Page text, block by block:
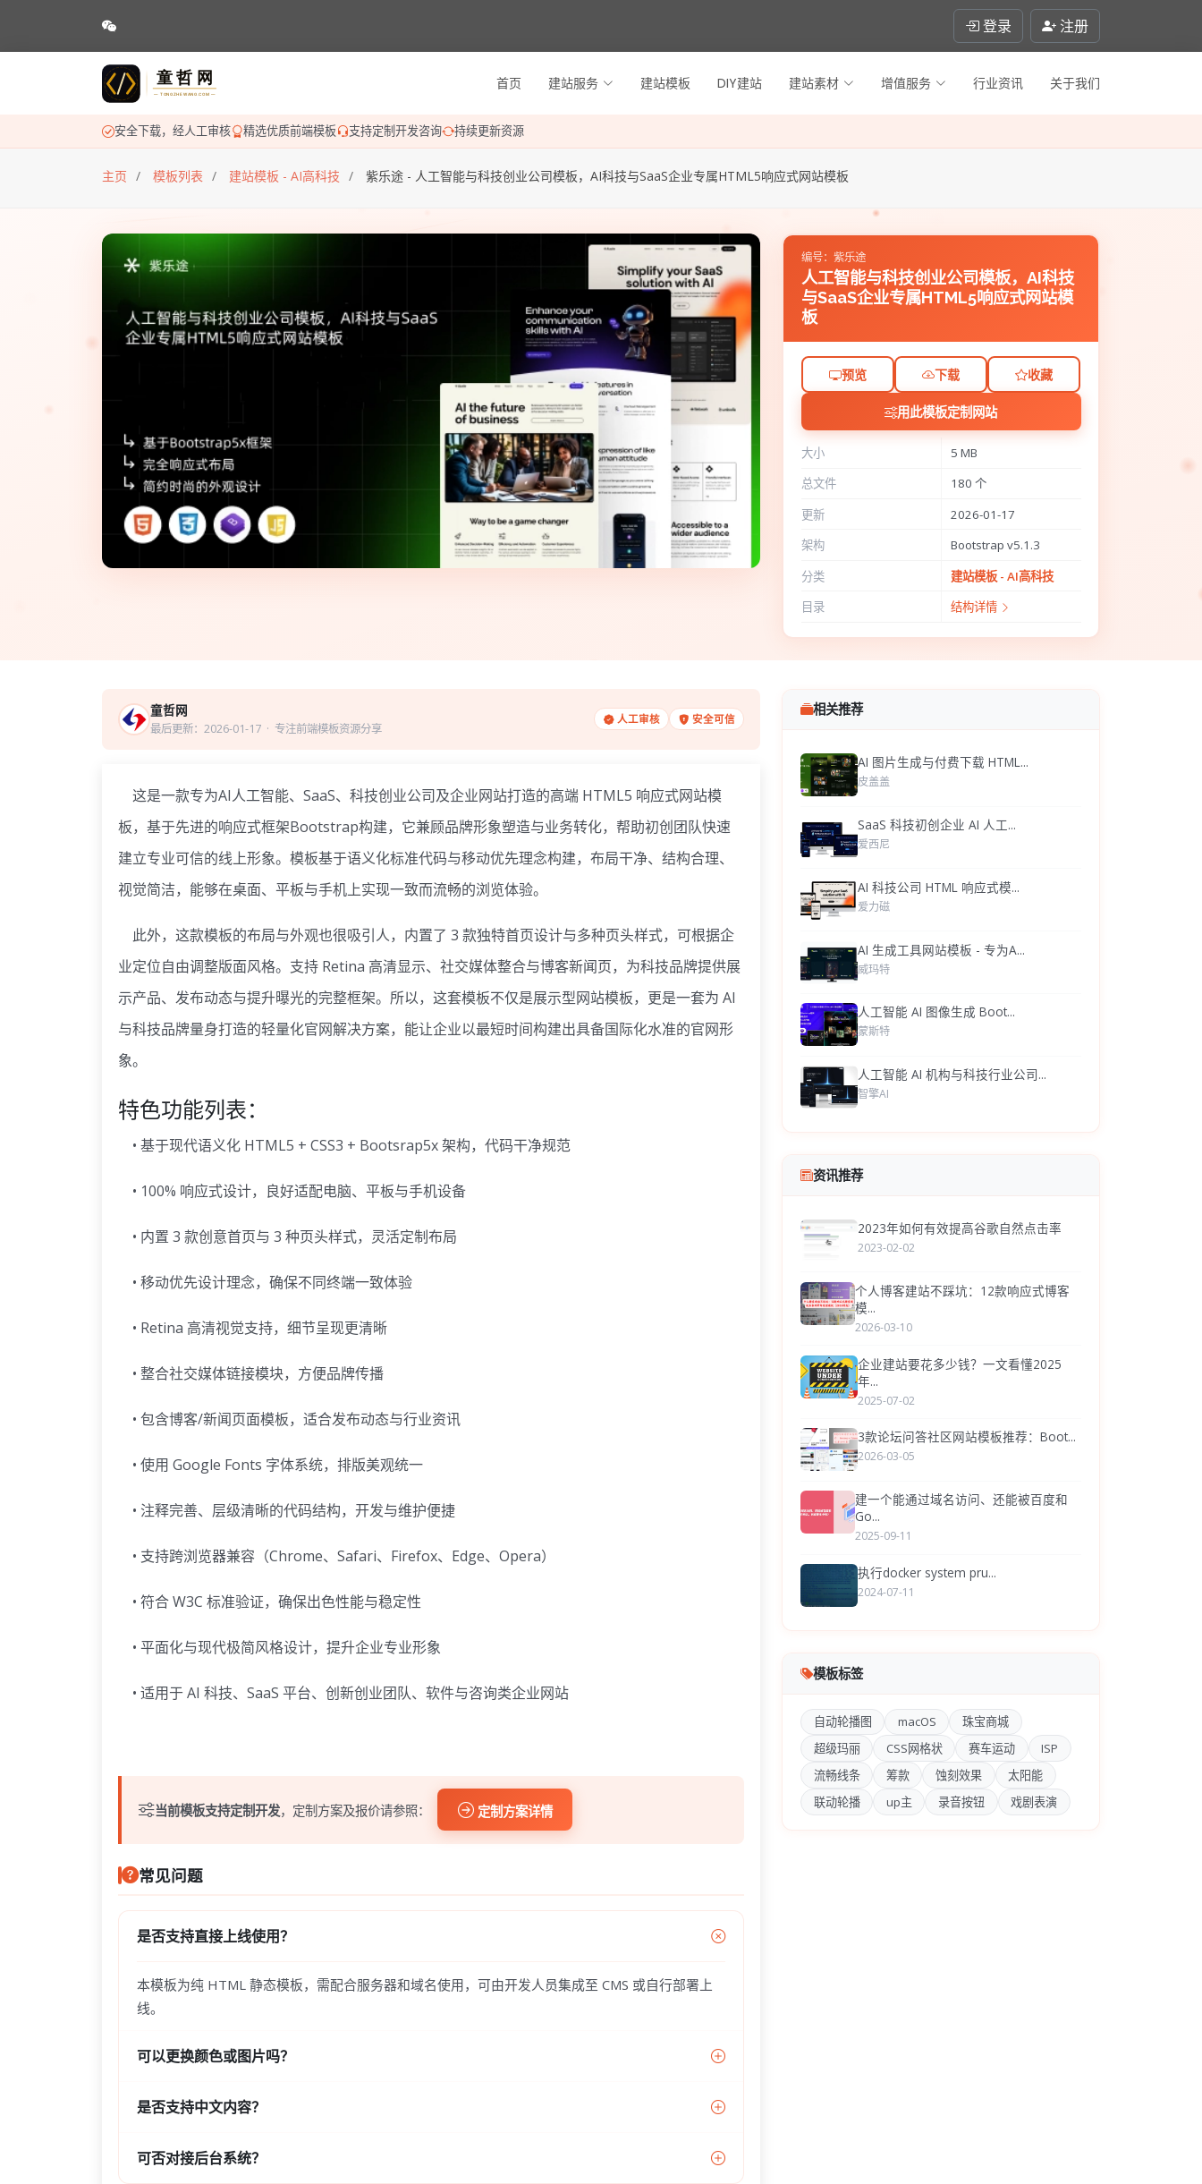
登录 注册
首页 建站服务 建站模板 DIY建站 建站素材 增值服务 行业资讯 关于我们
安全下载，经人工审核 精选优质前端模板 支持定制开发咨询 持续更新资源
主页 模板列表 建站模板 - AI高科技 紫乐途 - 人工智能与科技创业公司模板，AI科技与SaaS企业专属HTML5响应式网站模板
编号：紫乐途
人工智能与科技创业公司模板，AI科技
与SaaS企业专属HTML5响应式网站模
板
预览 下载 收藏
用此模板定制网站
大小
5 MB
总文件
180 个
更新
2026-01-17
架构
Bootstrap v5.1.3
分类
建站模板 - AI高科技
目录
结构详情
童哲网
最后更新：2026-01-17· 专注前端模板资源分享
人工审核 安全可信
这是一款专为AI人工智能、SaaS、科技创业公司及企业网站打造的高端 HTML5 响应式网站模
板，基于先进的响应式框架Bootstrap构建，它兼顾品牌形象塑造与业务转化，帮助初创团队快速
建立专业可信的线上形象。模板基于语义化标准代码与移动优先理念构建，布局干净、结构合理、
视觉简洁，能够在桌面、平板与手机上实现一致而流畅的浏览体验。
此外，这款模板的布局与外观也很吸引人，内置了 3 款独特首页设计与多种页头样式，可根据企
业定位自由调整版面风格。支持 Retina 高清显示、社交媒体整合与博客新闻页，为科技品牌提供展
示产品、发布动态与提升曝光的完整框架。所以，这套模板不仅是展示型网站模板，更是一套为 AI
与科技品牌量身打造的轻量化官网解决方案，能让企业以最短时间构建出具备国际化水准的官网形
象。
特色功能列表：
• 基于现代语义化 HTML5 + CSS3 + Bootsrap5x 架构，代码干净规范
• 100% 响应式设计，良好适配电脑、平板与手机设备
• 内置 3 款创意首页与 3 种页头样式，灵活定制布局
• 移动优先设计理念，确保不同终端一致体验
• Retina 高清视觉支持，细节呈现更清晰
• 整合社交媒体链接模块，方便品牌传播
• 包含博客/新闻页面模板，适合发布动态与行业资讯
• 使用 Google Fonts 字体系统，排版美观统一
• 注释完善、层级清晰的代码结构，开发与维护便捷
• 支持跨浏览器兼容（Chrome、Safari、Firefox、Edge、Opera）
• 符合 W3C 标准验证，确保出色性能与稳定性
• 平面化与现代极简风格设计，提升企业专业形象
• 适用于 AI 科技、SaaS 平台、创新创业团队、软件与咨询类企业网站
当前模板支持定制开发，定制方案及报价请参照： 定制方案详情
常见问题
是否支持直接上线使用？
本模板为纯 HTML 静态模板，需配合服务器和域名使用，可由开发人员集成至 CMS 或自行部署上
线。
可以更换颜色或图片吗？
是否支持中文内容？
可否对接后台系统？
相关推荐
AI 图片生成与付费下载 HTML...
皮盖盖
SaaS 科技初创企业 AI 人工...
爱西尼
AI 科技公司 HTML 响应式模...
爱力磁
AI 生成工具网站模板 - 专为A...
威玛特
人工智能 AI 图像生成 Boot...
蒙斯特
人工智能 AI 机构与科技行业公司...
智擎AI
资讯推荐
2023年如何有效提高谷歌自然点击率
2023-02-02
个人博客建站不踩坑：12款响应式博客
模...
2026-03-10
企业建站要花多少钱？一文看懂2025
年...
2025-07-02
3款论坛问答社区网站模板推荐：Boot...
2026-03-05
建一个能通过域名访问、还能被百度和
Go...
2025-09-11
执行docker system pru...
2024-07-11
模板标签
自动轮播图 macOS
珠宝商城
超级玛丽
CSS网格状 赛车运动
ISP
流畅线条
筹款 蚀刻效果
太阳能
联动轮播
up主 录音按钮 戏剧表演